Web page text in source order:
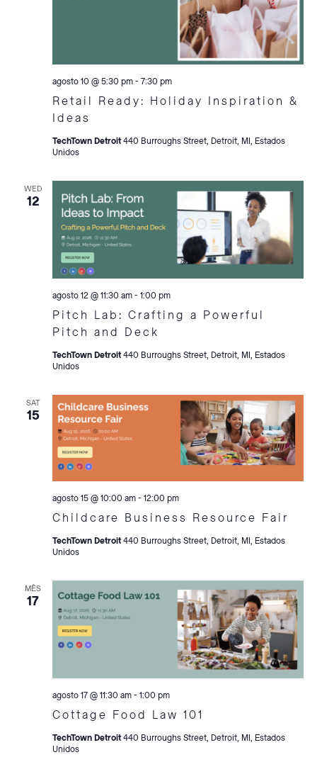
Retail Ready: Holiday Inspiration &
Ideas
agosto 10 @ 5:30 pm- 7:30 pm
TechTown Detroit 440 Burroughs Street, Detroit, MI, Estados
Unidos
WED
12
Pitch Lab: Crafting a Powerful
Pitch and Deck
agosto 12 @ 11:30 am- 1:00 pm
TechTown Detroit 440 Burroughs Street, Detroit, MI, Estados
Unidos
SAT
15
Childcare Business Resource Fair
agosto 15 @ 10:00 am- 12:00 pm
TechTown Detroit 440 Burroughs Street, Detroit, MI, Estados
Unidos
MÊS
17
Cottage Food Law 101
agosto 17 @ 11:30 am- 1:00 pm
TechTown Detroit 440 Burroughs Street, Detroit, MI, Estados
Unidos